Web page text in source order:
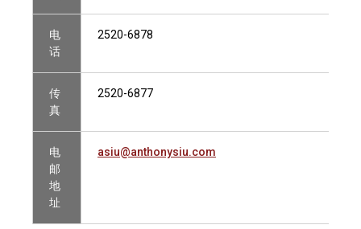
电
话
2520-6878
传
真
2520-6877
电
邮
地
址
asiu@anthonysiu.com